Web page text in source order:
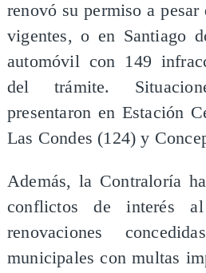
renovó su permiso a
vigentes, o en Santiago
automóvil con 149
del trámite.
presentaron en Estación
Las Condes (124) y
Además, la Contraloría
conflictos de interés
renovaciones
municipales con multas